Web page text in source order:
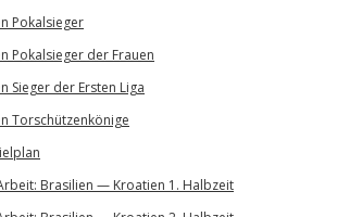
Pokalsieger
Pokalsieger der Frauen
Sieger der Ersten Liga
Torschützenkönige
Brasilien — Kroatien 1. Halbzeit